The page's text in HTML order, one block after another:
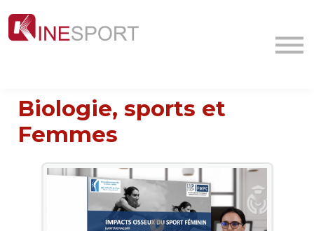
La société
Académie
Biologie, sports et
Femmes